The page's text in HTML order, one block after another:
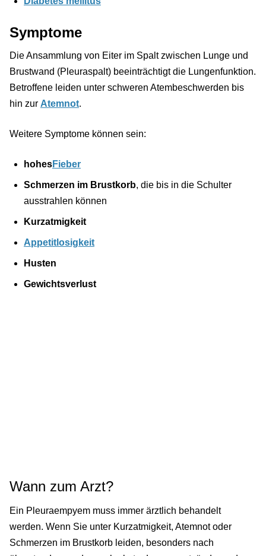
Symptome
Die Ansammlung von Eiter im Spalt zwischen Lunge und
Brustwand (Pleuraspalt) beeinträchtigt die Lungenfunktion.
Betroffene leiden unter schweren Atembeschwerden bis
hin zur Atemnot.
Weitere Symptome können sein:
hohesFieber
Schmerzen im Brustkorb, die bis in die Schulter
ausstrahlen können
Kurzatmigkeit
Appetitlosigkeit
Husten
Gewichtsverlust
Wann zum Arzt?
Ein Pleuraempyem muss immer ärztlich behandelt
werden. Wenn Sie unter Kurzatmigkeit, Atemnot oder
Schmerzen im Brustkorb leiden, besonders nach